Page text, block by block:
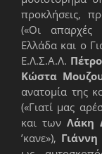
προκλήσεις,
(«Οι απαρχές
Ελλάδα και ο
Ε.Λ.Σ.Α.Λ.
Κώστα
ανατομία της
(«Γιατί μας
και τωνΛάκη
’κανε»),